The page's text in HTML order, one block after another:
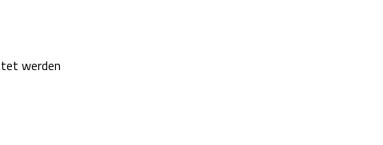
werden